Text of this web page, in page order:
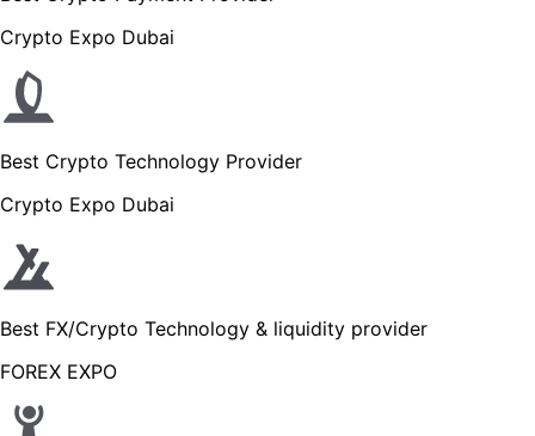
Crypto Expo Dubai
Best Crypto Technology Provider
Crypto Expo Dubai
Best FX/Crypto Technology & liquidity provider
FOREX EXPO